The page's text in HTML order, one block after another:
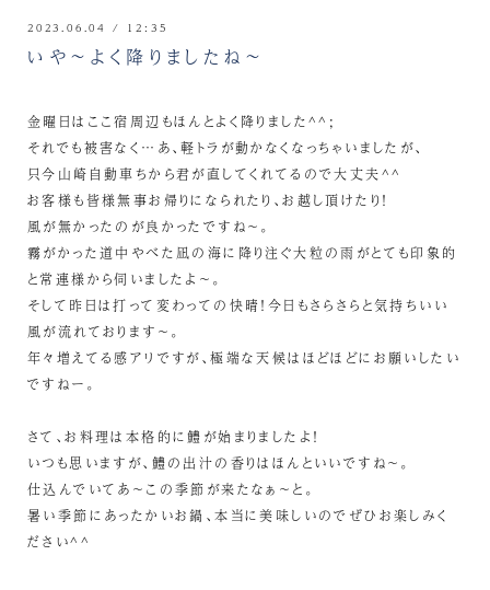
2023.06.04 / 12:35
いや～よく降りましたね～
金曜日はここ宿周辺もほんとよく降りました^^;
それでも被害なく…あ、軽トラが動かなくなっちゃいましたが、
只今山崎自動車ちから君が直してくれてるので大丈夫^^
お客様も皆様無事お帰りになられたり、お越し頂けたり！
風が無かったのが良かったですね～。
霧がかった道中やべた凪の海に降り注ぐ大粒の雨がとても印象的
と常連様から伺いましたよ～。
そして昨日は打って変わっての快晴！今日もさらさらと気持ちいい
風が流れております～。
年々増えてる感アリですが、極端な天候はほどほどにお願いしたい
ですねー。
さて、お料理は本格的に鱧が始まりましたよ！
いつも思いますが、鱧の出汁の香りはほんといいですね～。
仕込んでいてあ～この季節が来たなぁ～と。
暑い季節にあったかいお鍋、本当に美味しいのでぜひお楽しみく
ださい^^